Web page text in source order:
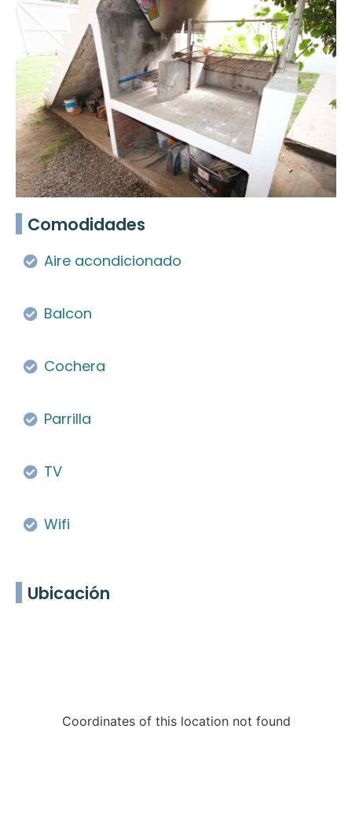
Comodidades
Aire acondicionado
Balcon
Cochera
Parrilla
TV
Wifi
Ubicación
Coordinates of this location not found